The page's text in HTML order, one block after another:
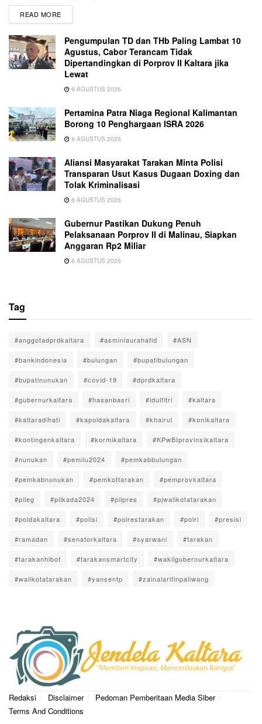
READ MORE
Pengumpulan TD dan THb Paling Lambat 10
Agustus, Cabor Terancam Tidak
Dipertandingkan di Porprov II Kaltara jika
Lewat
9 AGUSTUS 2026
Pertamina Patra Niaga Regional Kalimantan
Borong 10 Penghargaan ISRA 2026
9 AGUSTUS 2026
Aliansi Masyarakat Tarakan Minta Polisi
Transparan Usut Kasus Dugaan Doxing dan
Tolak Kriminalisasi
8 AGUSTUS 2026
Gubernur Pastikan Dukung Penuh
Pelaksanaan Porprov II di Malinau, Siapkan
Anggaran Rp2 Miliar
8 AGUSTUS 2026
Tag
#anggotadprdkaltara #asminlaurahafid #ASN
#bankindonesia #bulungan #bupatibulungan
#bupatinunukan #covid-19 #dprdkaltara
#gubernurkaltara #hasanbasri #idulfitri #kaltara
#kaltaradihati #kapoldakaltara #khairul #konikaltara
#kontingenkaltara #kormikaltara #KPwBIprovinsikaltara
#nunukan #pemilu2024 #pemkabbulungan
#pemkabnunukan #pemkottarakan #pemprovkaltara
#pileg #pilkada2024 #pilpres #pjwalikotatarakan
#poldakaltara #polisi #polrestarakan #polri #presisi
#ramadan #senatorkaltara #syarwani #tarakan
#tarakanhibot #tarakansmartcity #wakilgubernurkaltara
#walikotatarakan #yansentp #zainalarifinpaliwang
Redaksi Disclaimer
Pedoman Pemberitaan Media Siber
Terms And Conditions